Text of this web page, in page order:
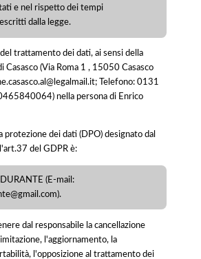
e nel rispetto dei tempi
dalla legge.
trattamento dei dati, ai sensi della
Casasco (Via Roma 1 , 15050 Casasco
Telefono: 0131
nella persona di Enrico
protezione dei dati (DPO) designato dal
del GDPR è:
(E-mail:
dal responsabile la cancellazione
l'aggiornamento, la
l'opposizione al trattamento dei